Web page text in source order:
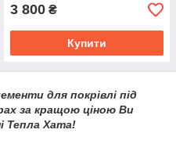
3 800 ₴
Купити
для покрівлі під
за кращою ціною Ви
Тепла Хата!